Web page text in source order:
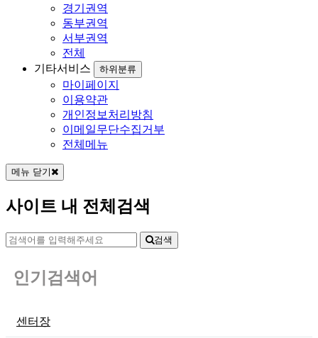
경기권역
동부권역
서부권역
전체
기타서비스
하위분류
마이페이지
이용약관
개인정보처리방침
이메일무단수집거부
전체메뉴
메뉴 닫기
사이트 내 전체검색
검색
인기검색어
센터장